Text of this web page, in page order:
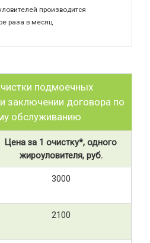
производится
раза в месяц
подмоечных
заключении договора по
обслуживанию
Цена за 1 очистку*, одного
жироуловителя, руб.
3000
2100